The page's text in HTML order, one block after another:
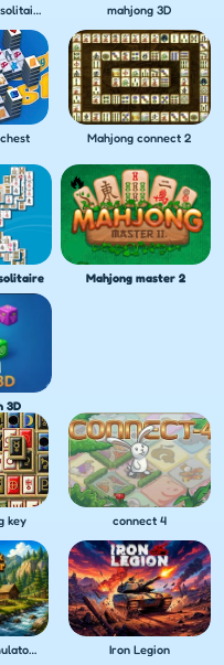
Online mahjong solitaire mahjong 3D
Mahjong connect 2
Mahjong master 2
3D
key connect 4
LumberJack Simulator 3D Iron Legion